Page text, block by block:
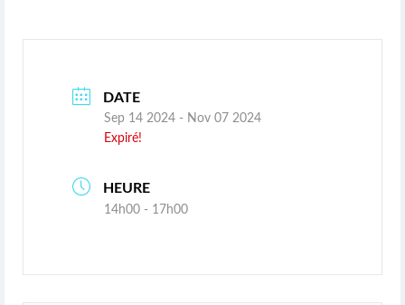
DATE
Sep 14 2024 - Nov 07 2024
Expiré!
HEURE
14h00 - 17h00